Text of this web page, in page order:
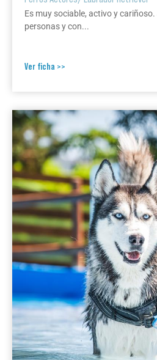
Es muy sociable, activo y cariñoso.
personas y con...
Ver ficha >>